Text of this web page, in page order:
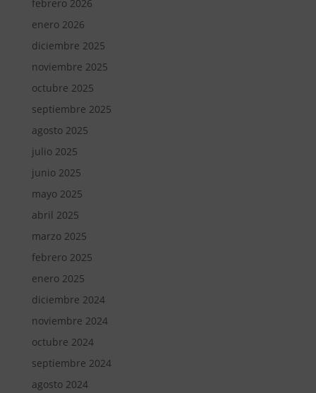
febrero 2026
enero 2026
diciembre 2025
noviembre 2025
octubre 2025
septiembre 2025
agosto 2025
julio 2025
junio 2025
mayo 2025
abril 2025
marzo 2025
febrero 2025
enero 2025
diciembre 2024
noviembre 2024
octubre 2024
septiembre 2024
agosto 2024